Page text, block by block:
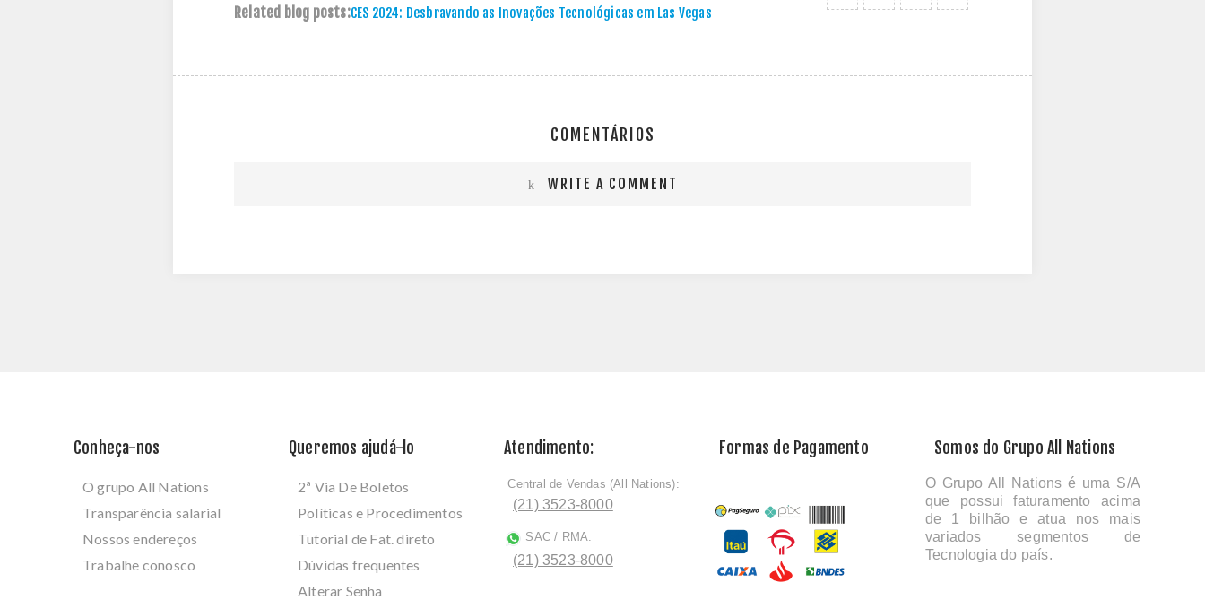
Related blog posts:CES 2024: Desbravando as Inovações Tecnológicas em Las Vegas
COMENTÁRIOS
WRITE A COMMENT
Conheça-nos
O grupo All Nations
Transparência salarial
Nossos endereços
Trabalhe conosco
Queremos ajudá-lo
2ª Via De Boletos
Políticas e Procedimentos
Tutorial de Fat. direto
Dúvidas frequentes
Alterar Senha
Atendimento:
ﾠCentral de Vendas (All Nations):
(21) 3523-8000
SAC / RMA:
(21) 3523-8000
Formas de Pagamento Somos do Grupo All Nations
O Grupo All Nations é uma S/A
que possui faturamento acima
de 1 bilhão e atua nos mais
variados segmentos de
Tecnologia do país.